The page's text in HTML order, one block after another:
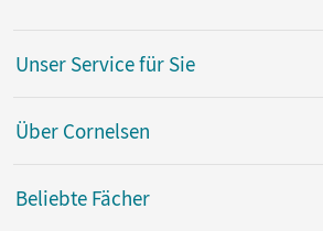
Unser Service für Sie
Über Cornelsen
Beliebte Fächer